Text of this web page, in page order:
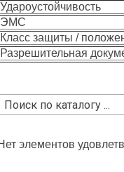
Удароустойчивость
ЭМС
Класс защиты /
Разрешительная
элементов